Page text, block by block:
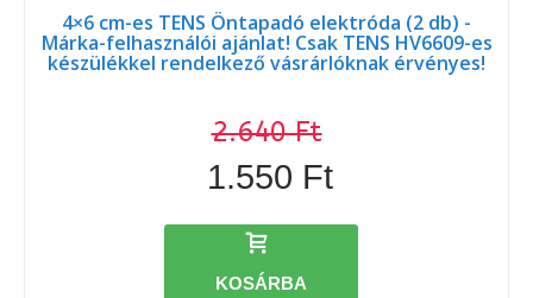
4×6 cm-es TENS Öntapadó elektróda (2 db) -
Márka-felhasználói ajánlat! Csak TENS HV6609-es
készülékkel rendelkező vásrárlóknak érvényes!
2.640 Ft
1.550 Ft
KOSÁRBA